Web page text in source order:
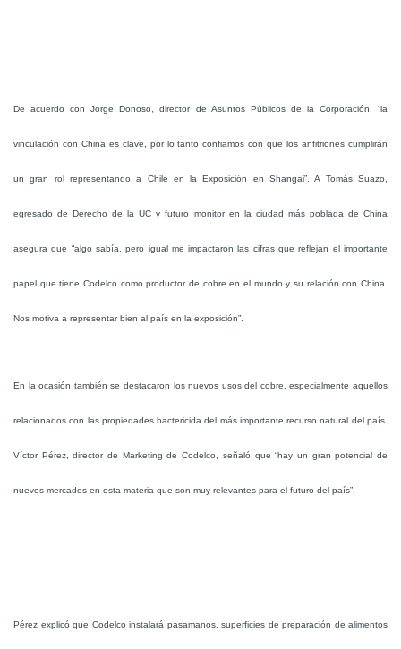
De acuerdo con Jorge Donoso, director de Asuntos Públicos de la Corporación, “la
vinculación con China es clave, por lo tanto confiamos con que los anfitriones cumplirán
un gran rol representando a Chile en la Exposición en Shangai”. A Tomás Suazo,
egresado de Derecho de la UC y futuro monitor en la ciudad más poblada de China
asegura que “algo sabía, pero igual me impactaron las cifras que reflejan el importante
papel que tiene Codelco como productor de cobre en el mundo y su relación con China.
Nos motiva a representar bien al país en la exposición”.
En la ocasión también se destacaron los nuevos usos del cobre, especialmente aquellos
relacionados con las propiedades bactericida del más importante recurso natural del país.
Víctor Pérez, director de Marketing de Codelco, señaló que “hay un gran potencial de
nuevos mercados en esta materia que son muy relevantes para el futuro del país”.
Pérez explicó que Codelco instalará pasamanos, superficies de preparación de alimentos